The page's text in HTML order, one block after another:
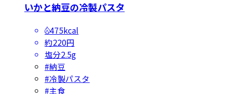
いかと納豆の冷製パスタ
475kcal
約220円
塩分2.5g
#納豆
#冷製パスタ
#主食